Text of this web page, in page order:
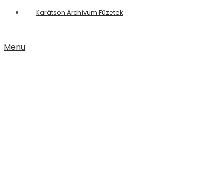
Karátson Archívum Füzetek
Menu